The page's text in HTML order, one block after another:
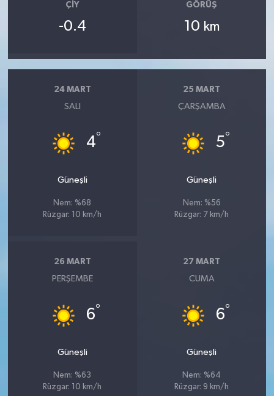
ÇIY
-0.4
GÖRÜŞ
10 km
24 MART
SALI
4°
Güneşli
Nem: %68
Rüzgar: 10 km/h
25 MART
ÇARŞAMBA
5°
Güneşli
Nem: %56
Rüzgar: 7 km/h
26 MART
PERŞEMBE
6°
Güneşli
Nem: %63
Rüzgar: 10 km/h
27 MART
CUMA
6°
Güneşli
Nem: %64
Rüzgar: 9 km/h